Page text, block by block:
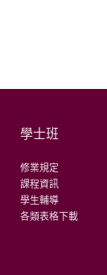
學士班
修業規定
課程資訊
學生輔導
各類表格下載